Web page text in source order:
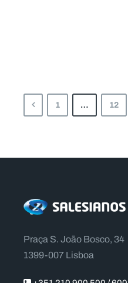
1 … 12
Praça S. João Bosco, 34
1399-007 Lisboa